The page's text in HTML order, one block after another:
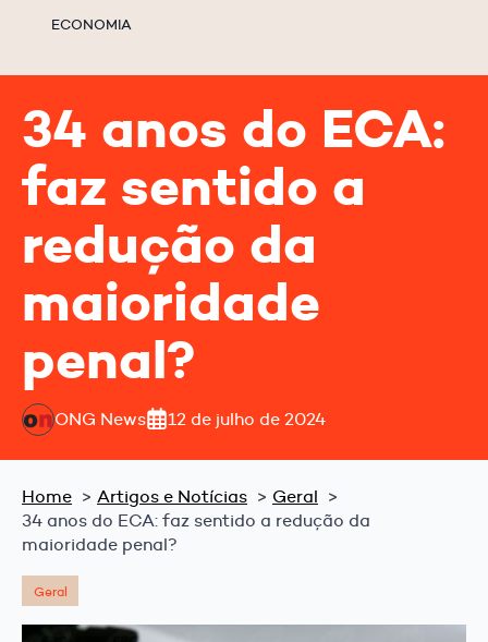
ECONOMIA
34 anos do ECA:
faz sentido a
redução da
maioridade
penal?
ONG News 12 de julho de 2024
Home Artigos e Notícias
Geral
34 anos do ECA: faz sentido a redução da
maioridade penal?
Geral